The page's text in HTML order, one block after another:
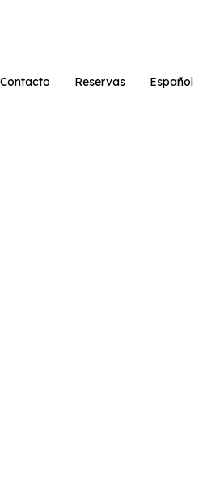
Contacto Reservas Español